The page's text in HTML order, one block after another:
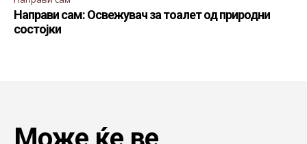
Направи сам: Освежувач за тоалет од природни
состојки